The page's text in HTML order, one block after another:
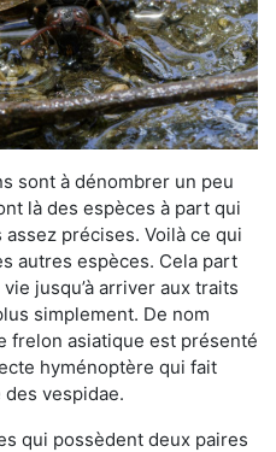
sont à dénombrer un peu
là des espèces à part qui
précises. Voilà ce qui
autres espèces. Cela part
jusqu’à arriver aux traits
simplement. De nom
frelon asiatique est présenté
hyménoptère qui fait
vespidae.
qui possèdent deux paires